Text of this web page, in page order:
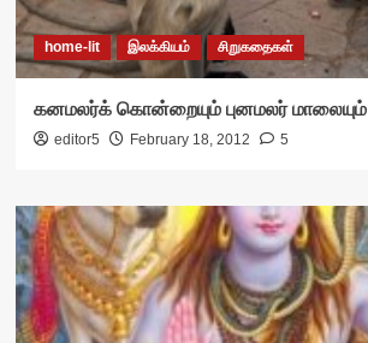
home-lit இலக்கியம் சிறுகதைகள்
கனமலர்க் கொன்றையும் புனமலர் மாலையும்
editor5 February 18, 2012 5